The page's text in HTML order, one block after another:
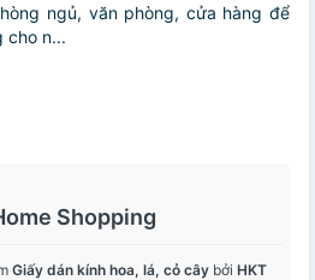
ngủ, văn phòng, cửa hàng để
cho n...
Shopping
Giấy dán kính hoa, lá, cỏ cây bởi HKT